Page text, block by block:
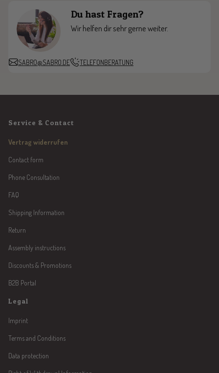
Du hast Fragen?
Wir helfen dir sehr gerne weiter.
SABRO@SABRO.DE TELEFONBERATUNG
Service & Contact
Vertrag widerrufen
Contact form
Phone Consultation
FAQ
Shipping Information
Return
Assembly instructions
Discounts & Promotions
B2B Portal
Legal
Imprint
Terms and Conditions
Data protection